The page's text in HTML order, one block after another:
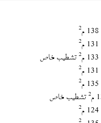
2
2
2تشطيب خاص
2
2
2تشطيب خاص
2
2